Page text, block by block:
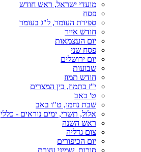
מועדי ישראל, ראש חודש
פסח
ספירת העומר, ל"ג בעומר
חודש אייר
יום העצמאות
פסח שני
יום ירושלים
שבועות
חודש תמוז
י"ז בתמוז, בין המצרים
ט' באב
שבת נחמו, ט"ו באב
אלול, תשרי, ימים נוראים - כללי
ראש השנה
צום גדליה
יום הכיפורים